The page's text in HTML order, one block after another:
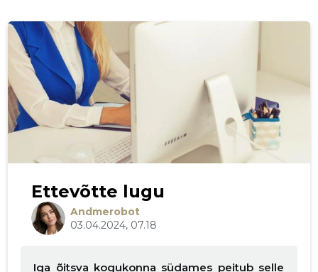
Ettevõtte lugu
Andmerobot
03.04.2024, 07.18
Iga õitsva kogukonna südames peitub selle